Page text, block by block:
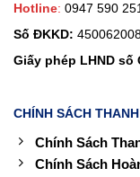
Hotline: 0947 590
Số ĐKKD:
Giấy phép LHND số
CHÍNH SÁCH
Chính Sách
Chính Sách